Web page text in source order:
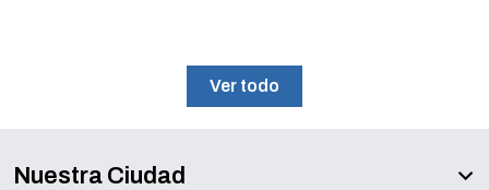
Ver todo
Nuestra Ciudad